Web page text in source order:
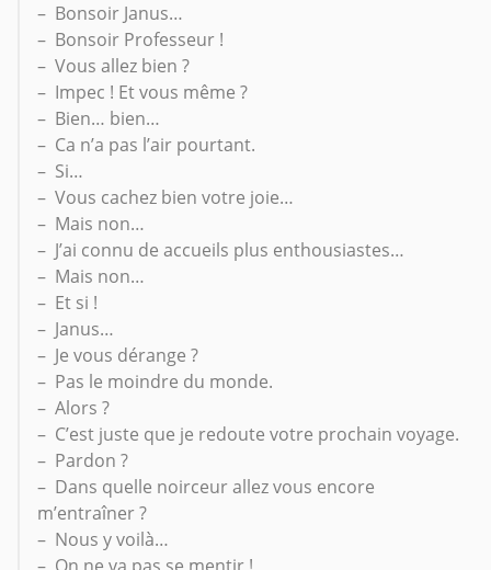
– Bonsoir Janus…
– Bonsoir Professeur !
– Vous allez bien ?
– Impec ! Et vous même ?
– Bien… bien…
– Ca n’a pas l’air pourtant.
– Si…
– Vous cachez bien votre joie…
– Mais non…
– J’ai connu de accueils plus enthousiastes…
– Mais non…
– Et si !
– Janus…
– Je vous dérange ?
– Pas le moindre du monde.
– Alors ?
– C’est juste que je redoute votre prochain voyage.
– Pardon ?
– Dans quelle noirceur allez vous encore
m’entraîner ?
– Nous y voilà…